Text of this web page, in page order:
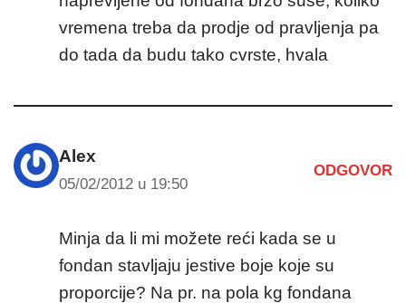
vremena treba da prodje od pravljenja pa
do tada da budu tako cvrste, hvala
Alex
05/02/2012 u 19:50
ODGOVOR
Minja da li mi možete reći kada se u
fondan stavljaju jestive boje koje su
proporcije? Na pr. na pola kg fondana